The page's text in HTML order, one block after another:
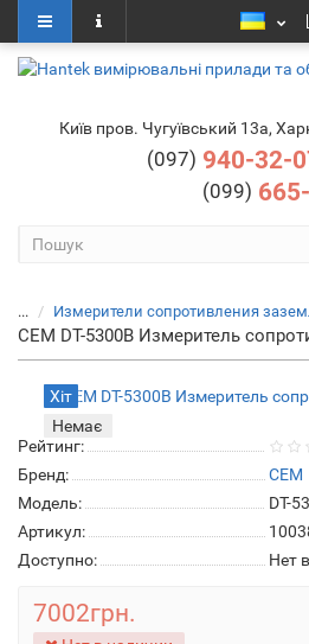
Київ пров. Чугуївський 13а,
(097) 940-32-
(099)
... Измерители сопротивления
CEM DT-5300B Измеритель
Хіт
Немає
Рейтинг:
Бренд:
CEM
Модель:
DT-
Артикул:
Доступно:
Нет
7002грн.